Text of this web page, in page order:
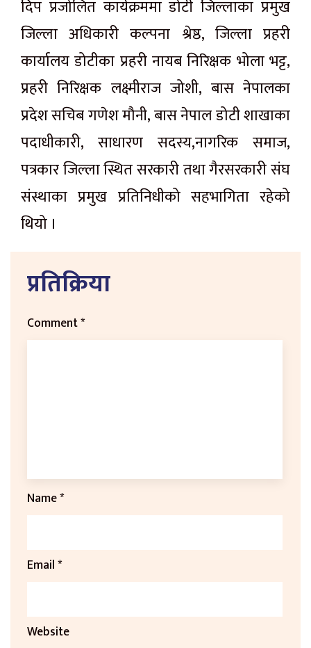
दिप प्रजोलित कार्यक्रममा डोटी जिल्लाका प्रमुख
जिल्ला अधिकारी कल्पना श्रेष्ठ, जिल्ला प्रहरी
कार्यालय डोटीका प्रहरी नायब निरिक्षक भोला भट्ट,
प्रहरी निरिक्षक लक्ष्मीराज जोशी, बास नेपालका
प्रदेश सचिब गणेश मौनी, बास नेपाल डोटी शाखाका
पदाधीकारी, साधारण सदस्य,नागरिक समाज,
पत्रकार जिल्ला स्थित सरकारी तथा गैरसरकारी संघ
संस्थाका प्रमुख प्रतिनिधीको सहभागिता रहेको
थियो ।
प्रतिक्रिया
Comment*
Name*
Email*
Website